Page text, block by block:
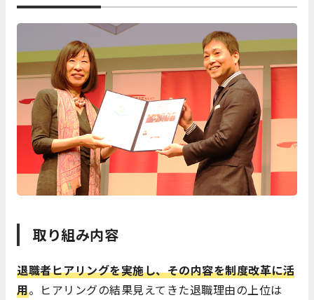
取り組み内容
退職者ヒアリングを実施し、その内容を制度改革に活
用。ヒアリングの結果見えてきた退職理由の上位は